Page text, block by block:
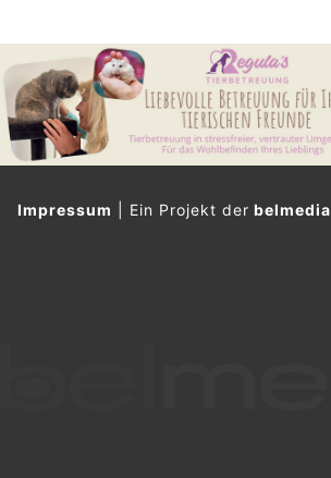
Impressum Ein Projekt derbelmedia